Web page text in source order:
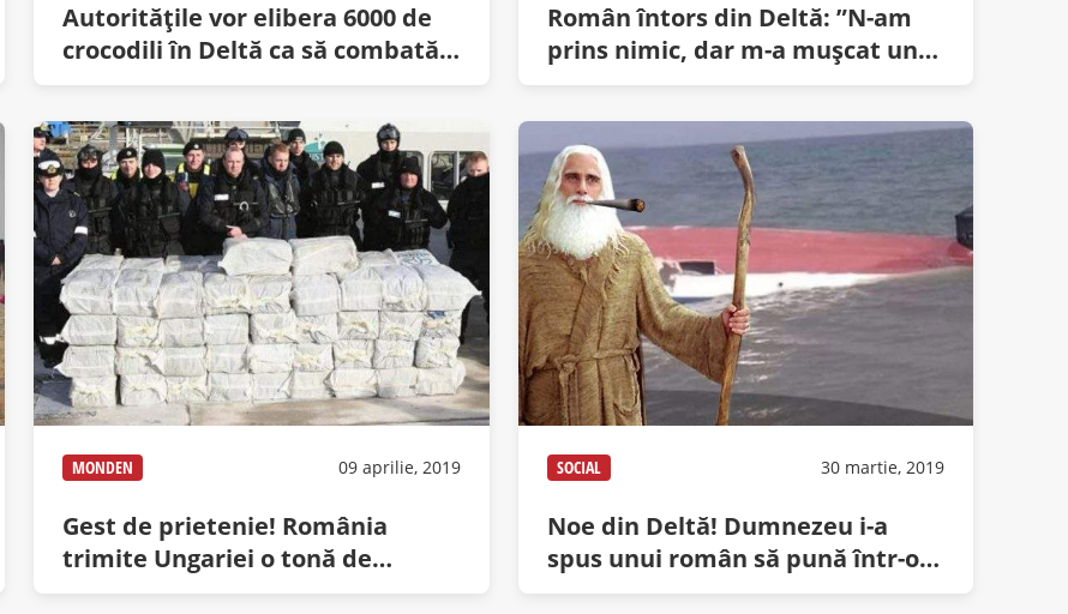
Autorităţile vor elibera 6000 de
crocodili în Deltă ca să combată
somnul african
Român întors din Deltă: ”N-am
prins nimic, dar m-a mușcat un
țânțar de 2 kile!”
MONDEN 09 aprilie, 2019
Gest de prietenie! România
trimite Ungariei o tonă de
cocaină, că ei n-au ieşire la mare
SOCIAL 30 martie, 2019
Noe din Deltă! Dumnezeu i-a
spus unui român să pună într-o
şalupă 2 kg din fiecare drog